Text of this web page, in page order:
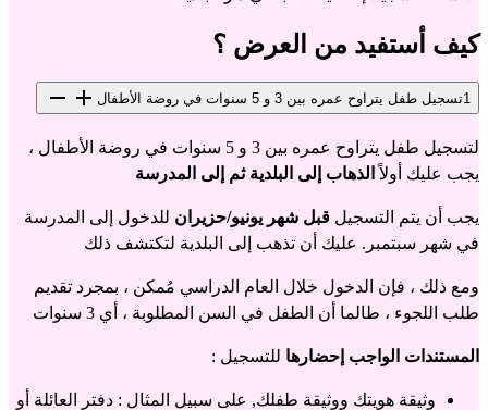
كيف أستفيد من العرض ؟
1تسجيل طفل يتراوح عمره بين 3 و 5 سنوات في روضة الأطفال
لتسجيل طفل يتراوح عمره بين 3 و 5 سنوات في روضة الأطفال ،
يجب عليك أولاً الذهاب إلى البلدية ثم إلى المدرسة
يجب أن يتم التسجيل قبل شهر يونيو/حزيران للدخول إلى المدرسة
في شهر سبتمبر. عليك أن تذهب إلى البلدية لتكتشف ذلك
ومع ذلك ، فإن الدخول خلال العام الدراسي مُمكن ، بمجرد تقديم
طلب اللجوء ، طالما أن الطفل في السن المطلوبة ، أي 3 سنوات
المستندات الواجب إحضارها للتسجيل :
وثيقة هويتك ووثيقة طفلك, على سبيل المثال : دفتر العائلة أو